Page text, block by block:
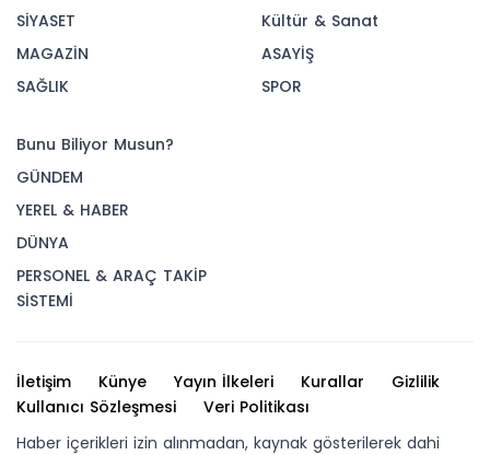
SİYASET
MAGAZİN
SAĞLIK
Kültür & Sanat
ASAYİŞ
SPOR
Bunu Biliyor Musun?
GÜNDEM
YEREL & HABER
DÜNYA
PERSONEL & ARAÇ TAKİP
SİSTEMİ
İletişim Künye Yayın İlkeleri Kurallar
Gizlilik
Kullanıcı Sözleşmesi
Veri Politikası
Haber içerikleri izin alınmadan, kaynak gösterilerek dahi